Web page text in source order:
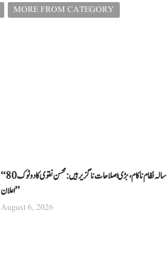
MORE FROM CATEGORY
“80 سالہ نظام ناکام، بڑی اصلاحات ناگزیر ہیں: محسن نقوی کا دوٹوک
اعلان”
August 6, 2026